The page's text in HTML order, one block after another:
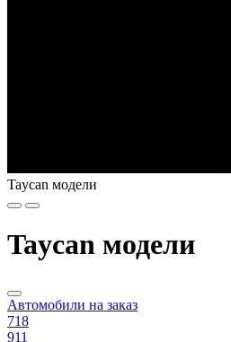
Taycan модели
Taycan модели
Автомобили на заказ
718
911